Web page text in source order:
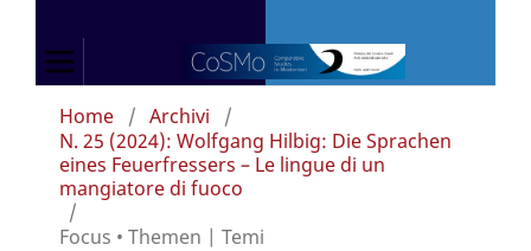
Home / Archivi
/
N. 25 (2024): Wolfgang Hilbig: Die Sprachen
eines Feuerfressers – Le lingue di un
mangiatore di fuoco
/
Focus • Themen | Temi